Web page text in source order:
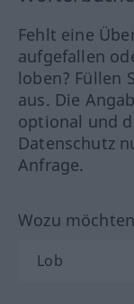
Fehlt eine
aufgefallen
loben? Füllen
aus. Die
optional und
Datenschutz
Anfrage.
Wozu